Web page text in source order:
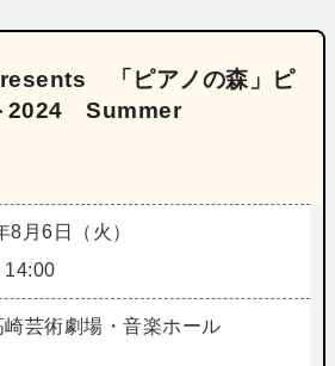
「ピアノの森」ピ
2024 Summer
8月6日（火）
14:00
崎芸術劇場・音楽ホール